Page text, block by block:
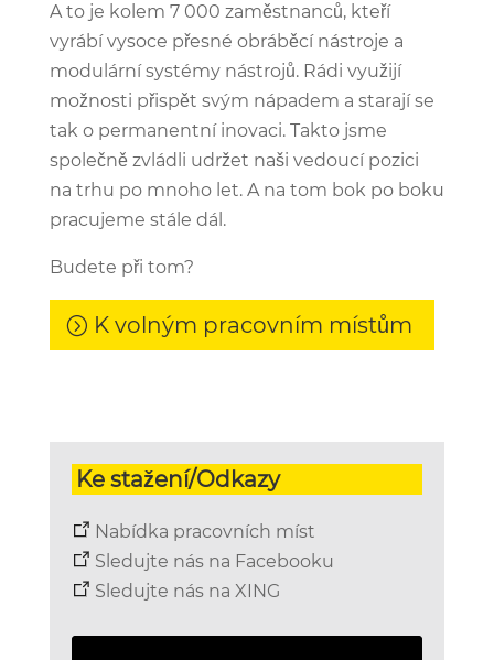
A to je kolem 7 000 zaměstnanců, kteří
vyrábí vysoce přesné obráběcí nástroje a
modulární systémy nástrojů. Rádi využijí
možnosti přispět svým nápadem a starají se
tak o permanentní inovaci. Takto jsme
společně zvládli udržet naši vedoucí pozici
na trhu po mnoho let. A na tom bok po boku
pracujeme stále dál.
Budete při tom?
K volným pracovním místům
Ke stažení/Odkazy
Nabídka pracovních míst
Sledujte nás na Facebooku
Sledujte nás na XING